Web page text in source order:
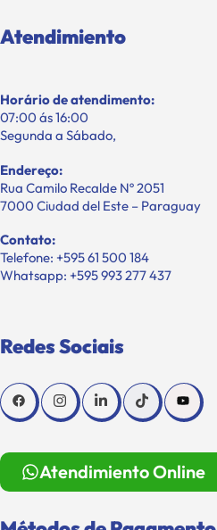
Atendimiento
Horário de atendimento:
07:00 ás 16:00
Segunda a Sábado,
Endereço:
Rua Camilo Recalde Nº 2051
7000 Ciudad del Este – Paraguay
Contato:
Telefone: +595 61 500 184
Whatsapp: +595 993 277 437
Redes Sociais
Atendimiento Online